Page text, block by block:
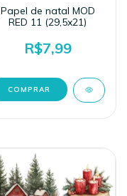
Papel de natal MOD
RED 11 (29,5x21)
R$7,99